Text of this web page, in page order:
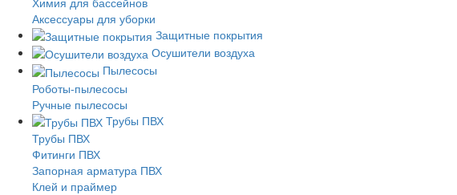
Аксессуары для уборки
Защитные покрытия
Осушители воздуха
Пылесосы
Роботы-пылесосы
Ручные пылесосы
Трубы ПВХ
Трубы ПВХ
Фитинги ПВХ
Запорная арматура ПВХ
Клей и праймер